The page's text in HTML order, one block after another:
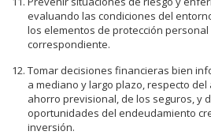
evaluando las condiciones del
los elementos de protección
correspondiente.
Tomar decisiones financieras bien
a mediano y largo plazo, respecto
ahorro previsional, de los seguros, y
oportunidades del endeudamiento
inversión.